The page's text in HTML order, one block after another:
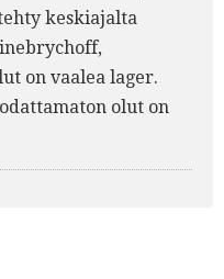
keskiajalta
on vaalea lager.
olut on